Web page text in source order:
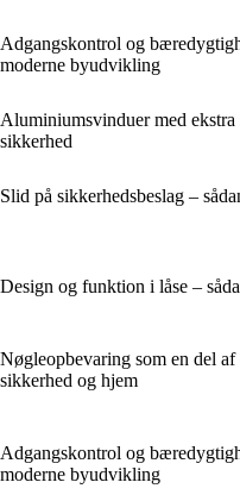
Adgangskontrol og
moderne byudvikling
Aluminiumsvinduer med
sikkerhed
Slid på sikkerhedsbeslag –
Design og funktion i låse –
Nøgleopbevaring som en del
sikkerhed og hjem
Adgangskontrol og
moderne byudvikling